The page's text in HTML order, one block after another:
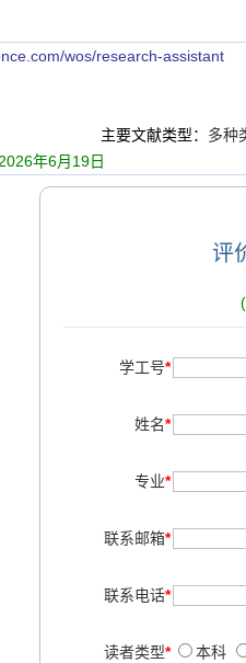
wos/research-assistant
主要文献类型： 多种
年6月19日
评
学工号*
姓名*
专业*
联系邮箱*
联系电话*
读者类型* 本科